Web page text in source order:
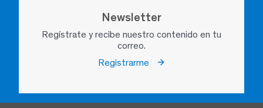
Newsletter
Regístrate y recibe nuestro contenido en tu
correo.
Registrarme